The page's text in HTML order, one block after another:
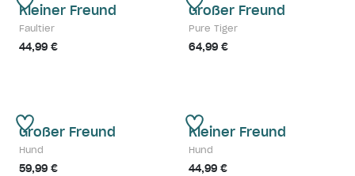
Kleiner Freund
Faultier
44,99 €
Großer Freund
Pure Tiger
64,99 €
Großer Freund
Hund
59,99 €
Kleiner Freund
Hund
44,99 €